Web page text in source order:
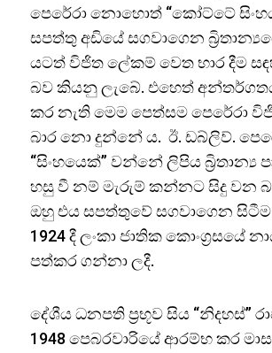
පෙරේරා නොහොත් “කෝට්ටේ
සපත්තු අඩියේ සගවාගෙන
යටත් විජිත ලේකම් වෙත භාර දීම
බව කියනු ලැබේ. එහෙත්
කර නැති මෙම පෙත්සම පෙරේරා
බාර නො දුන්නේ ය. ඊ. ඩබ්ලිව්.
“සිංහයෙක්” වන්නේ ලිපිය බ්‍රිතාන්‍ය
හසු වී නම් මැරුම් කන්නට සිදු වන
ඔහු එය සපත්තුවේ සගවාගෙන සිටීම
1924 දී ලංකා ජාතික කොංග්‍රසයේ
පත්කර ගන්නා ලදී.
දේශීය ධනපති ප්‍රභූව සිය “නිදහස්”
1948 පෙබරවාරියේ ආරම්භ කර